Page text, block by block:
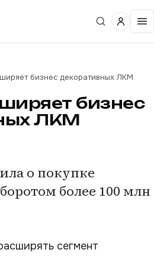
бизнес декоративных ЛКМ
бизнес
ЛКМ
о покупке
более 100 млн
сегмент